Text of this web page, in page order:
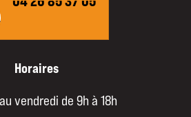
Horaires
vendredi de 9h à 18h